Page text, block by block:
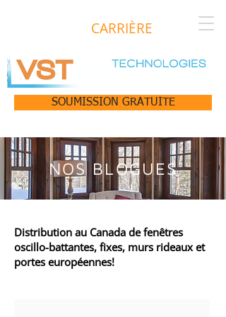
CARRIÈRE
SOUMISSION GRATUITE
NOS BLOGUES
Distribution au Canada de fenêtres
oscillo-battantes, fixes, murs rideaux et
portes européennes!